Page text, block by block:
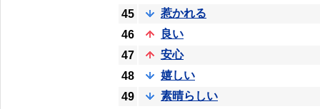
45
惹かれる
46
良い
47
安心
48
嬉しい
49
素晴らしい